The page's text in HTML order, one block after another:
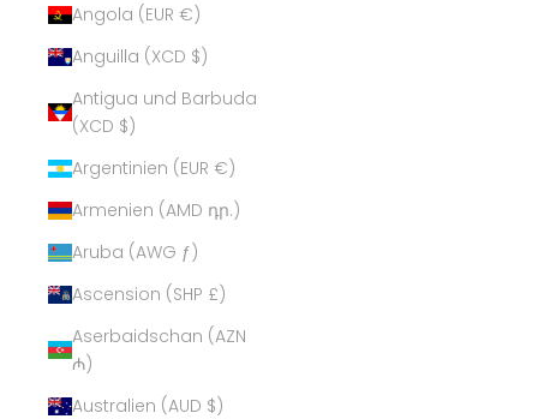
Angola (EUR €)
Anguilla (XCD $)
Antigua und Barbuda
(XCD $)
Argentinien (EUR €)
Armenien (AMD դր.)
Aruba (AWG ƒ)
Ascension (SHP £)
Aserbaidschan (AZN
₼)
Australien (AUD $)